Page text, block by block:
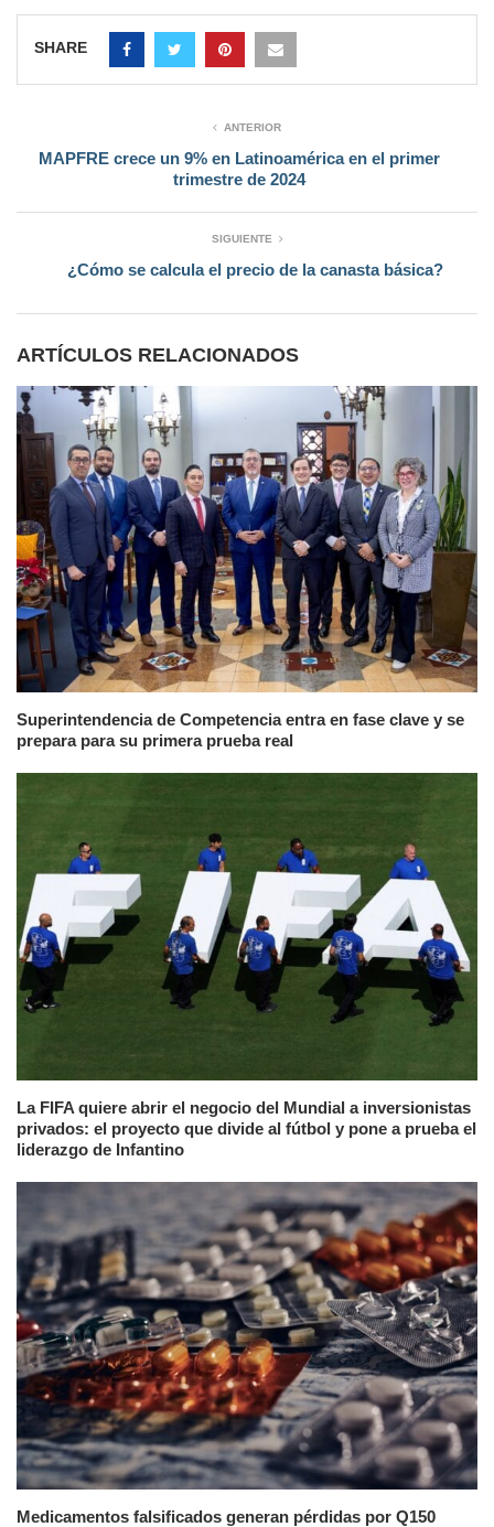
SHARE
ANTERIOR
MAPFRE crece un 9% en Latinoamérica en el primer
trimestre de 2024
SIGUIENTE
¿Cómo se calcula el precio de la canasta básica?
ARTÍCULOS RELACIONADOS
Superintendencia de Competencia entra en fase clave y se
prepara para su primera prueba real
La FIFA quiere abrir el negocio del Mundial a inversionistas
privados: el proyecto que divide al fútbol y pone a prueba el
liderazgo de Infantino
Medicamentos falsificados generan pérdidas por Q150